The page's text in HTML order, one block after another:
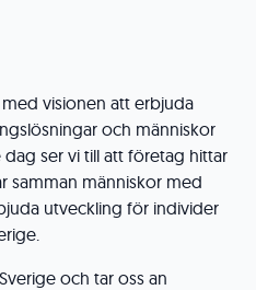
visionen att erbjuda
och människor
ser vi till att företag hittar
samman människor med
utveckling för individer
och tar oss an